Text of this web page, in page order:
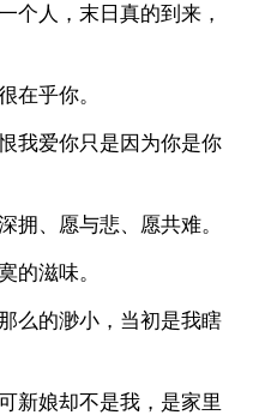
个人，末日真的到来，
在乎你。
我爱你只是因为你是你
拥、愿与悲、愿共难。
的滋味。
么的渺小，当初是我瞎
新娘却不是我，是家里